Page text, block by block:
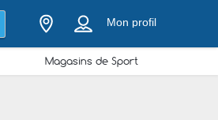
Mon profil
Magasins de Sport